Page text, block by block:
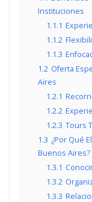
Instituciones
1.1.1
1.1.2
1.1.3
1.2 Oferta
Aires
1.2.1
1.2.2
1.2.3 Tours
1.3 ¿Por Qué
Buenos Aires?
1.3.1
1.3.2
1.3.3